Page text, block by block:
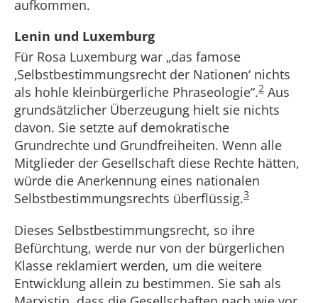
aufkommen.
Lenin und Luxemburg
Für Rosa Luxemburg war „das famose
‚Selbstbestimmungsrecht der Nationen‘ nichts
als hohle kleinbürgerliche Phraseologie“.2 Aus
grundsätzlicher Überzeugung hielt sie nichts
davon. Sie setzte auf demokratische
Grundrechte und Grundfreiheiten. Wenn alle
Mitglieder der Gesellschaft diese Rechte hätten,
würde die Anerkennung eines nationalen
Selbstbestimmungsrechts überflüssig.3
Dieses Selbstbestimmungsrecht, so ihre
Befürchtung, werde nur von der bürgerlichen
Klasse reklamiert werden, um die weitere
Entwicklung allein zu bestimmen. Sie sah als